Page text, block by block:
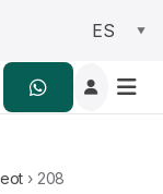
› 208